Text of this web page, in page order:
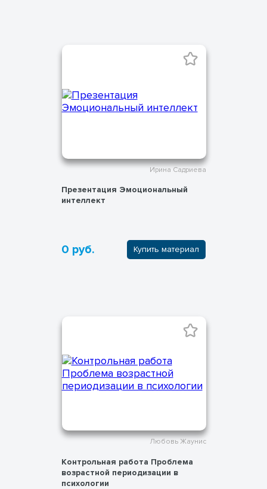
Ирина Садриева
Презентация Эмоциональный
интеллект
0 руб. Купить материал
Любовь Жаунис
Контрольная работа Проблема
возрастной периодизации в
психологии